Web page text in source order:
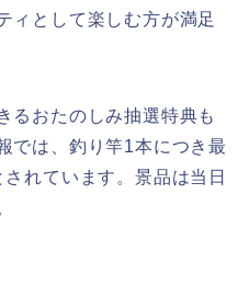
ィとして楽しむ方が満足
るおたのしみ抽選特典も
では、釣り竿1本につき最
れています。景品は当日